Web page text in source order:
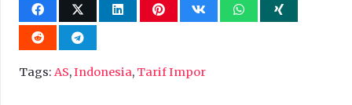
Tags: AS,Indonesia, Tarif Impor